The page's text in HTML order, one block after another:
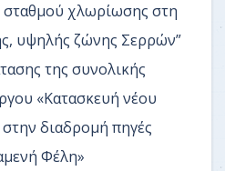
χλωρίωσης στη
υψηλής ζώνης Σερρών”
της συνολικής
«Κατασκευή νέου
διαδρομή πηγές
Φέλη»